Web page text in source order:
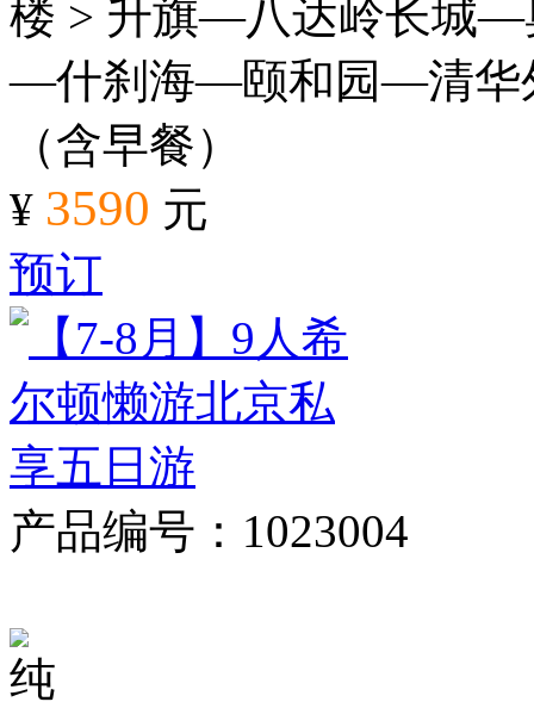
楼 > 升旗—八达岭长城—
—什刹海—颐和园—清华
（含早餐）
¥ 3590 元
预订
产品编号：1023004